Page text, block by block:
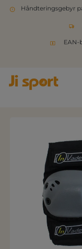
Håndteringsgebyr
EAN-